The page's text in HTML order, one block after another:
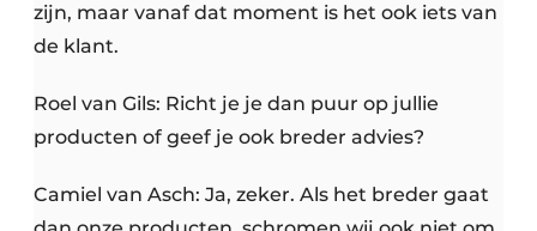
zijn, maar vanaf dat moment is het ook iets van
de klant.
Roel van Gils: Richt je je dan puur op jullie
producten of geef je ook breder advies?
Camiel van Asch: Ja, zeker. Als het breder gaat